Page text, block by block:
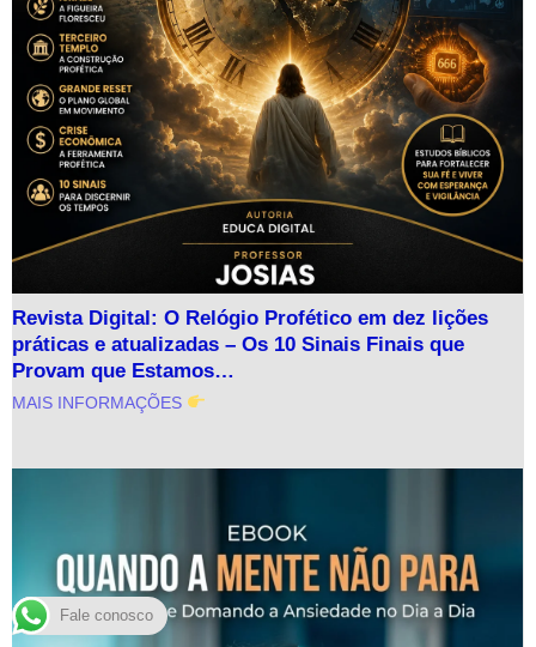
Revista Digital: O Relógio Profético em dez lições
práticas e atualizadas – Os 10 Sinais Finais que
Provam que Estamos…
MAIS INFORMAÇÕES
Fale conosco